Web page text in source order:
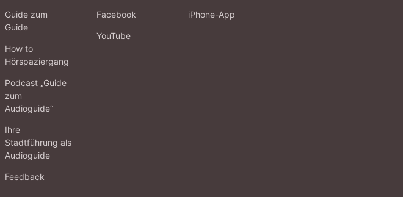
Guide zum
Guide
How to
Hörspaziergang
Podcast „Guide
zum
Audioguide“
Ihre
Stadtführung als
Audioguide
Feedback
Facebook
YouTube
iPhone-App